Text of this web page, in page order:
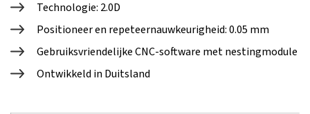
Technologie: 2.0D
Positioneer en repeteernauwkeurigheid: 0.05 mm
Gebruiksvriendelijke CNC-software met nestingmodule
Ontwikkeld in Duitsland